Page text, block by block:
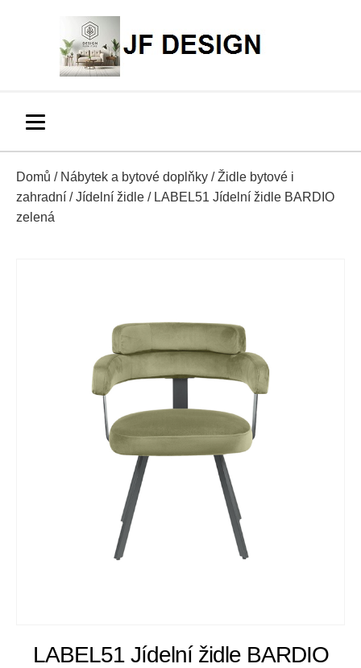
Domů / Nábytek a bytové doplňky /Židle bytové i
zahradní /Jídelní židle / LABEL51 Jídelní židle BARDIO
zelená
LABEL51 Jídelní židle BARDIO